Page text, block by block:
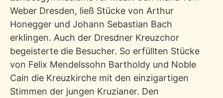
Weber Dresden, ließ Stücke von Arthur
Honegger und Johann Sebastian Bach
erklingen. Auch der Dresdner Kreuzchor
begeisterte die Besucher. So erfüllten Stücke
von Felix Mendelssohn Bartholdy und Noble
Cain die Kreuzkirche mit den einzigartigen
Stimmen der jungen Kruzianer. Den